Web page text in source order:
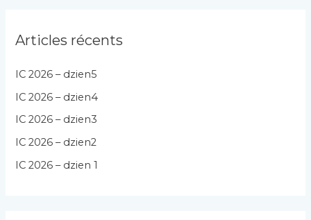
Articles récents
IC 2026 – dzien5
IC 2026 – dzien4
IC 2026 – dzien3
IC 2026 – dzien2
IC 2026 – dzien 1